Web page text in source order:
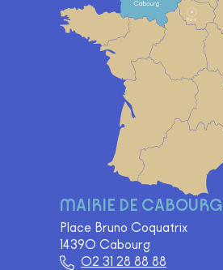
MAIRIE DE CABOURG
Place Bruno Coquatrix
14390 Cabourg
02 31 28 88 88